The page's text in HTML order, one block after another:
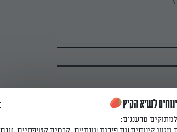
לשיא הקיץ
מרעננים: